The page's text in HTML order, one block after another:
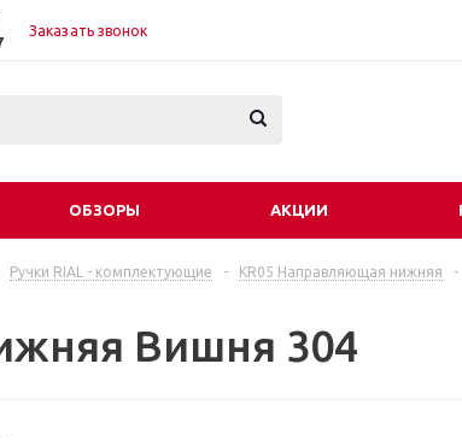
Заказать звонок
ОБЗОРЫ АКЦИИ
Ручки RIAL - комплектующие - KR05 Направляющая нижняя -
Вишня 304